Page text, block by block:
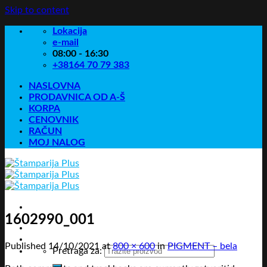
Skip to content
Lokacija
e-mail
08:00 - 16:30
+38164 70 79 383
NASLOVNA
PRODAVNICA OD A-Š
KORPA
CENOVNIK
RAČUN
MOJ NALOG
Pretraga za:
1602990_001
Published 14/10/2021 at800 × 600inPIGMENT – bela